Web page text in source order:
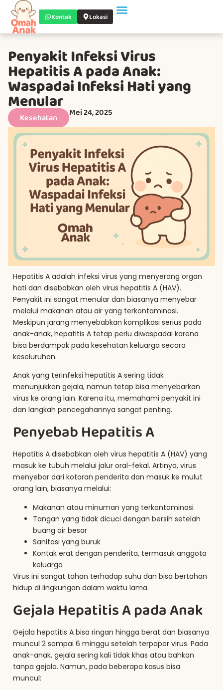
Kontak Lokasi
Penyakit Infeksi Virus
Hepatitis A pada Anak:
Waspadai Infeksi Hati yang
Menular
Kesehatan Mei 24, 2025
Hepatitis A adalah infeksi virus yang menyerang organ
hati dan disebabkan oleh virus hepatitis A (HAV).
Penyakit ini sangat menular dan biasanya menyebar
melalui makanan atau air yang terkontaminasi.
Meskipun jarang menyebabkan komplikasi serius pada
anak-anak, hepatitis A tetap perlu diwaspadai karena
bisa berdampak pada kesehatan keluarga secara
keseluruhan.
Anak yang terinfeksi hepatitis A sering tidak
menunjukkan gejala, namun tetap bisa menyebarkan
virus ke orang lain. Karena itu, memahami penyakit ini
dan langkah pencegahannya sangat penting.
Penyebab Hepatitis A
Hepatitis A disebabkan oleh virus hepatitis A (HAV) yang
masuk ke tubuh melalui jalur oral-fekal. Artinya, virus
menyebar dari kotoran penderita dan masuk ke mulut
orang lain, biasanya melalui:
Makanan atau minuman yang terkontaminasi
Tangan yang tidak dicuci dengan bersih setelah
buang air besar
Sanitasi yang buruk
Kontak erat dengan penderita, termasuk anggota
keluarga
Virus ini sangat tahan terhadap suhu dan bisa bertahan
hidup di lingkungan dalam waktu lama.
Gejala Hepatitis A pada Anak
Gejala hepatitis A bisa ringan hingga berat dan biasanya
muncul 2 sampai 6 minggu setelah terpapar virus. Pada
anak-anak, gejala sering kali tidak khas atau bahkan
tanpa gejala. Namun, pada beberapa kasus bisa
muncul: